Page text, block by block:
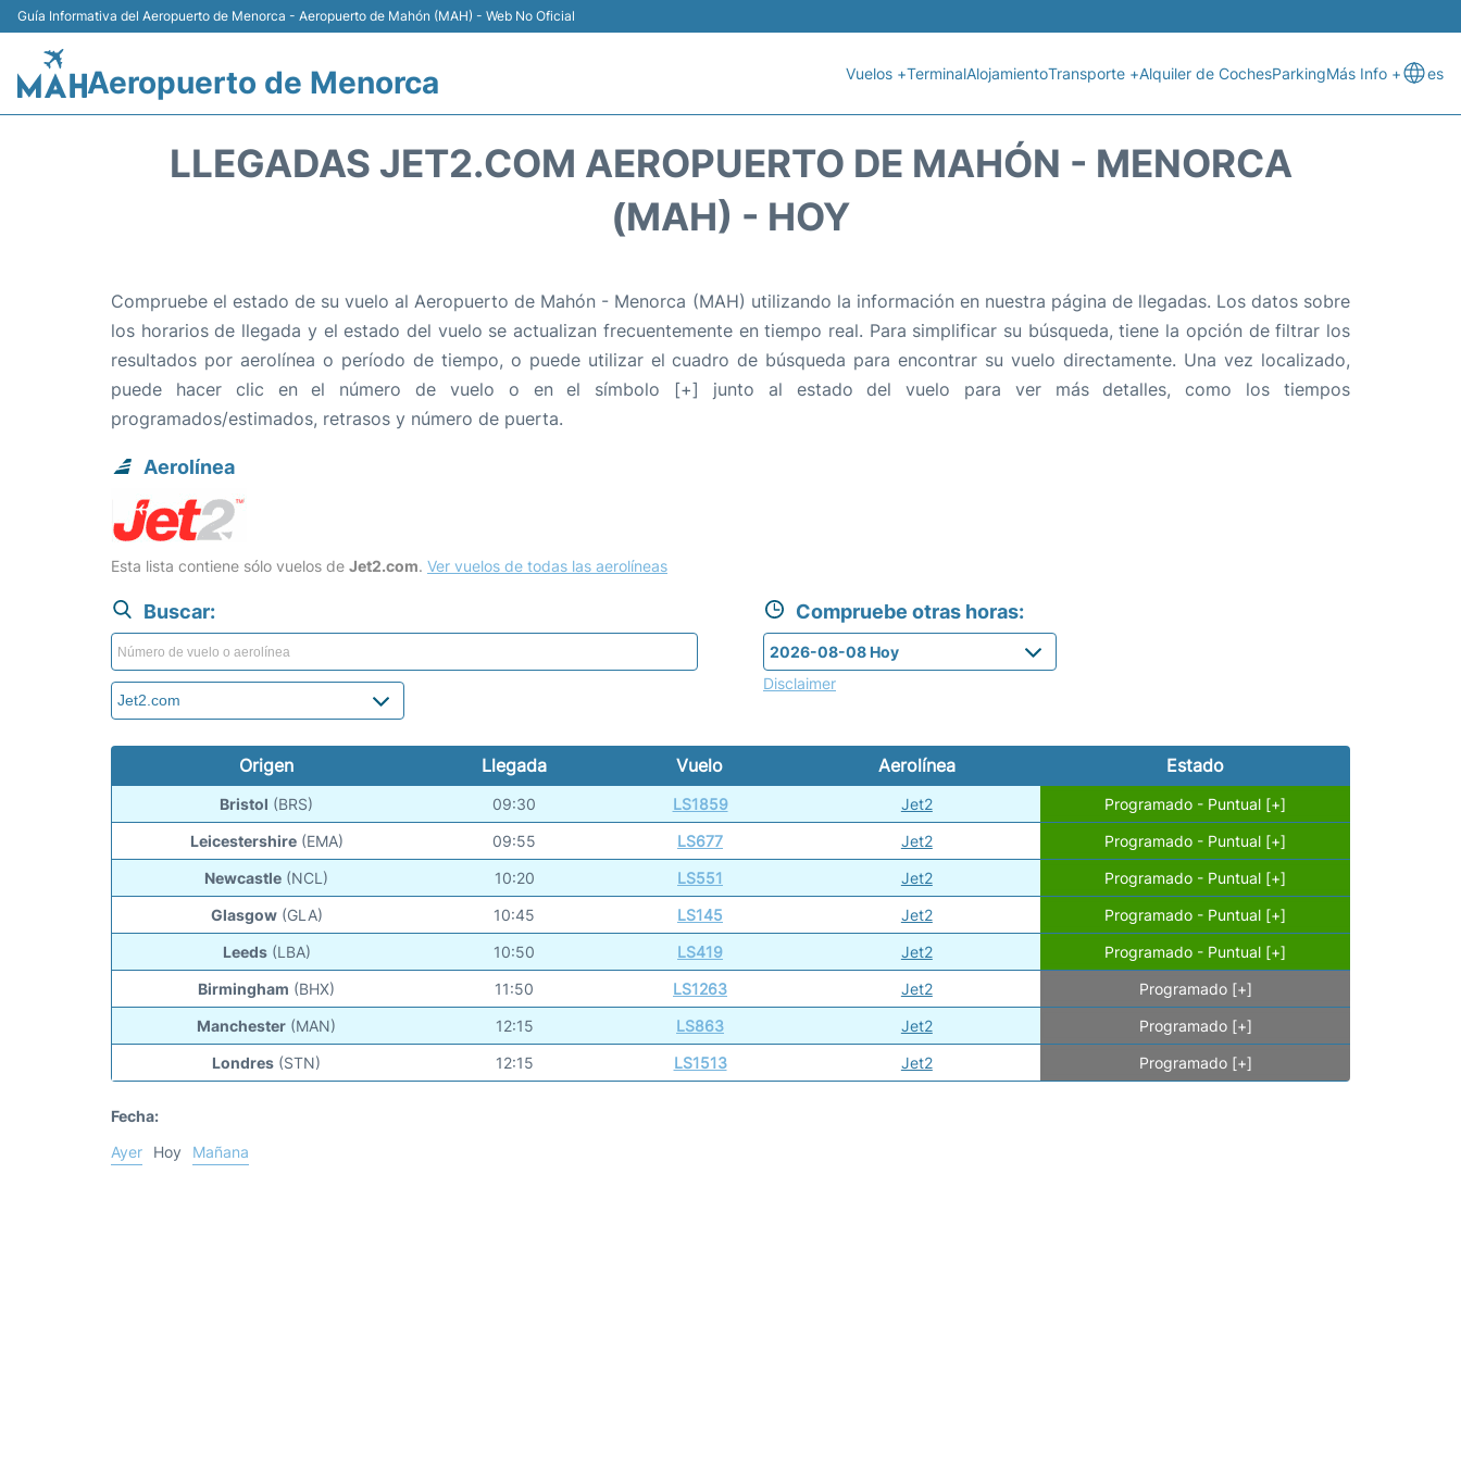
Guía Informativa del Aeropuerto de Menorca - Aeropuerto de Mahón (MAH) - Web No Oficial
Aeropuerto de Menorca Vuelos +TerminalAlojamientoTransporte +Alquiler de CochesParkingMás Info + es
LLEGADAS JET2.COM AEROPUERTO DE MAHÓN - MENORCA
(MAH) - HOY
Compruebe el estado de su vuelo al Aeropuerto de Mahón - Menorca (MAH) utilizando la información en nuestra página de llegadas. Los datos sobre
los horarios de llegada y el estado del vuelo se actualizan frecuentemente en tiempo real. Para simplificar su búsqueda, tiene la opción de filtrar los
resultados por aerolínea o período de tiempo, o puede utilizar el cuadro de búsqueda para encontrar su vuelo directamente. Una vez localizado,
puede hacer clic en el número de vuelo o en el símbolo [+] junto al estado del vuelo para ver más detalles, como los tiempos
programados/estimados, retrasos y número de puerta.
Aerolínea
Esta lista contiene sólo vuelos de Jet2.com. Ver vuelos de todas las aerolíneas
Buscar: Compruebe otras horas:
Disclaimer
Origen Llegada Vuelo Aerolínea Estado
Bristol (BRS) 09:30 LS1859 Jet2
Programado - Puntual [+]
Leicestershire (EMA) 09:55 LS677 Jet2
Programado - Puntual [+]
Newcastle (NCL) 10:20 LS551 Jet2
Programado - Puntual [+]
Glasgow (GLA) 10:45 LS145 Jet2
Programado - Puntual [+]
Leeds (LBA) 10:50 LS419 Jet2
Programado - Puntual [+]
Birmingham (BHX) 11:50 LS1263 Jet2
Programado [+]
Manchester (MAN) 12:15 LS863 Jet2
Programado [+]
Londres (STN) 12:15 LS1513 Jet2 Programado [+]
Fecha:
Ayer
Hoy Mañana